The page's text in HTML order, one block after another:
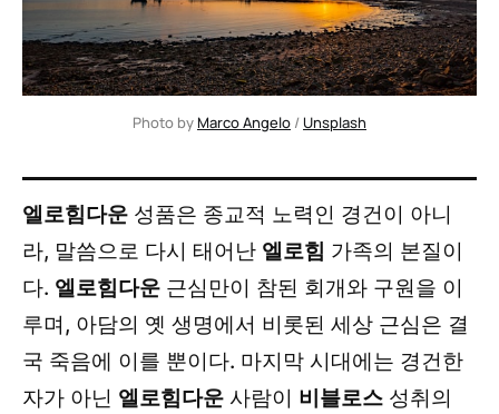
Photo by Marco Angelo / Unsplash
엘로힘다운 성품은 종교적 노력인 경건이 아니
라, 말씀으로 다시 태어난 엘로힘 가족의 본질이
다. 엘로힘다운 근심만이 참된 회개와 구원을 이
루며, 아담의 옛 생명에서 비롯된 세상 근심은 결
국 죽음에 이를 뿐이다. 마지막 시대에는 경건한
자가 아닌 엘로힘다운 사람이 비블로스 성취의